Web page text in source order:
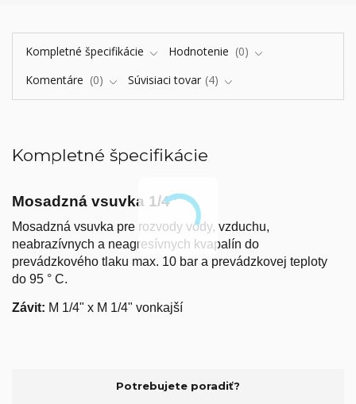
Kompletné špecifikácie Hodnotenie
0
Komentáre
0 Súvisiaci tovar 4
Kompletné špecifikácie
Mosadzná vsuvka 1/4"
Mosadzná vsuvka pre rozvody vody, vzduchu,
neabrazívnych a neagresívnych kvapalín do
prevádzkového tlaku max. 10 bar a prevádzkovej teploty
do 95 ° C.
Závit: M 1/4" x M 1/4" vonkajší
Potrebujete poradiť?